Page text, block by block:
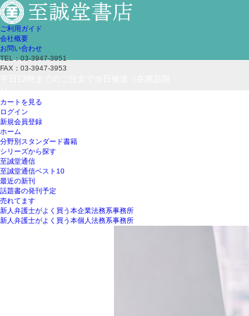
ご利用ガイド
会社概要
お問い合わせ
TEL：03-3947-3951
FAX：03-3947-3953
カートを見る
ログイン
新規会員登録
ホーム
分野別スタンダード書籍
シリーズから探す
至誠堂通信
至誠堂通信ベスト10
最近の新刊
話題書の発刊予定
売れてます
新人弁護士がよく買う本企業法務系事務所
新人弁護士がよく買う本個人法務系事務所